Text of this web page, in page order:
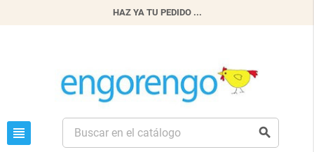
HAZ YA TU PEDIDO ...
view_headline search